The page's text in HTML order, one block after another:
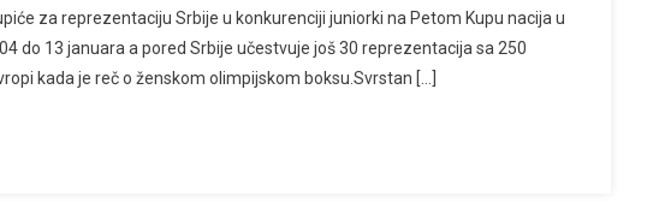
za reprezentaciju Srbije u konkurenciji juniorki na Petom Kupu nacija u
do 13 januara a pored Srbije učestvuje još 30 reprezentacija sa 250
kada je reč o ženskom olimpijskom boksu.Svrstan […]